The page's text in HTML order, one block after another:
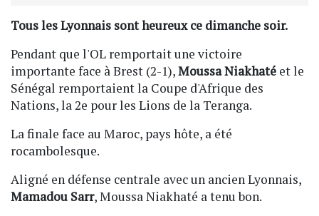
Tous les Lyonnais sont heureux ce dimanche soir.
Pendant que l'OL remportait une victoire
importante face à Brest (2-1),Moussa Niakhaté et le
Sénégal remportaient la Coupe d'Afrique des
Nations, la 2e pour les Lions de la Teranga.
La finale face au Maroc, pays hôte, a été
rocambolesque.
Aligné en défense centrale avec un ancien Lyonnais,
Mamadou Sarr, Moussa Niakhaté a tenu bon.